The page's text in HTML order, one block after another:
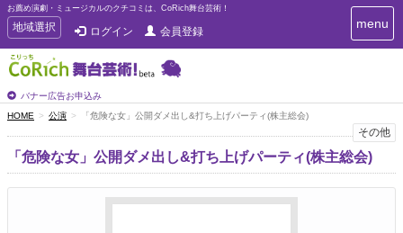
お薦め演劇・ミュージカルのクチコミは、CoRich舞台芸術！
T
o
g
g
e
n
a
v
地域選択 ログイン 会員登録
バナー広告お申込み
T
o
n
a
v
i
menu
HOME 公演 「危険な女」公開ダメ出し&打ち上げパーティ(株主総会)
その他
「危険な女」公開ダメ出し&打ち上げパーティ(株主総会)